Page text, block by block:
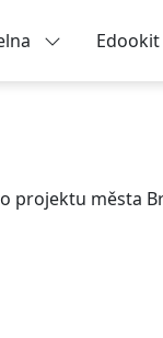
Edookit
projektu města